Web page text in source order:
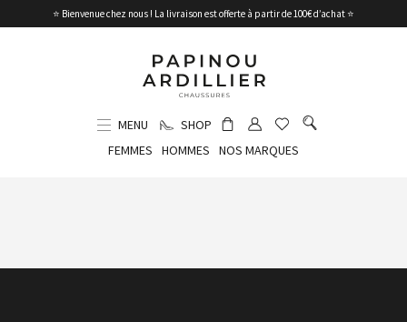
⭐ Bienvenue chez nous ! La livraison est offerte à partir de 100€ d’achat ⭐
MENU
SHOP
FEMMES
HOMMES NOS MARQUES